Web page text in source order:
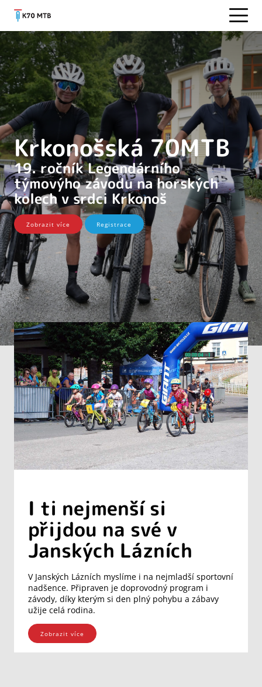
Krkonošská 70MTB
19. ročník Legendárního
týmovýho závodu na horských
kolech v srdci Krkonoš
Zobrazit více Registrace
I ti nejmenší si
přijdou na své v
Janských Lázních
V Janských Lázních myslíme i na nejmladší sportovní
nadšence. Připraven je doprovodný program i
závody, díky kterým si den plný pohybu a zábavy
užije celá rodina.
Zobrazit více